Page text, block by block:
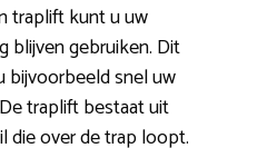
traplift kunt u uw
blijven gebruiken. Dit
bijvoorbeeld snel uw
traplift bestaat uit
die over de trap loopt.